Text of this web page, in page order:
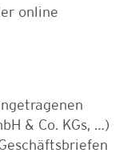
online
& Co. KGs, …)